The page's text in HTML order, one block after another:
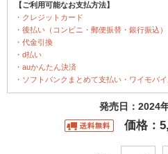
【ご利用可能なお支払方法】
・クレジットカード
・後払い（コンビニ・郵便振替・銀行振込）
・代金引換
・d払い
・auかんたん決済
・ソフトバンクまとめて支払い・ワイモバ
発売日：2024
価格：